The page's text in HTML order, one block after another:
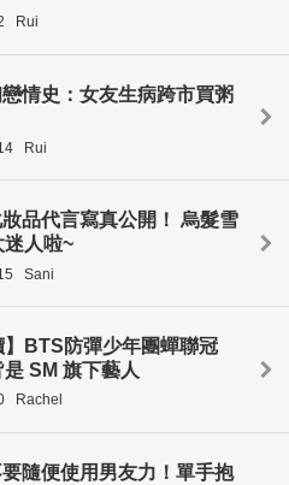
Rui
情史：女友生病跨市買粥
Rui
品代言寫真公開！ 烏髮雪
迷人啦~
Sani
】BTS防彈少年團蟬聯冠
SM 旗下藝人
Rachel
隨便使用男友力！單手抱